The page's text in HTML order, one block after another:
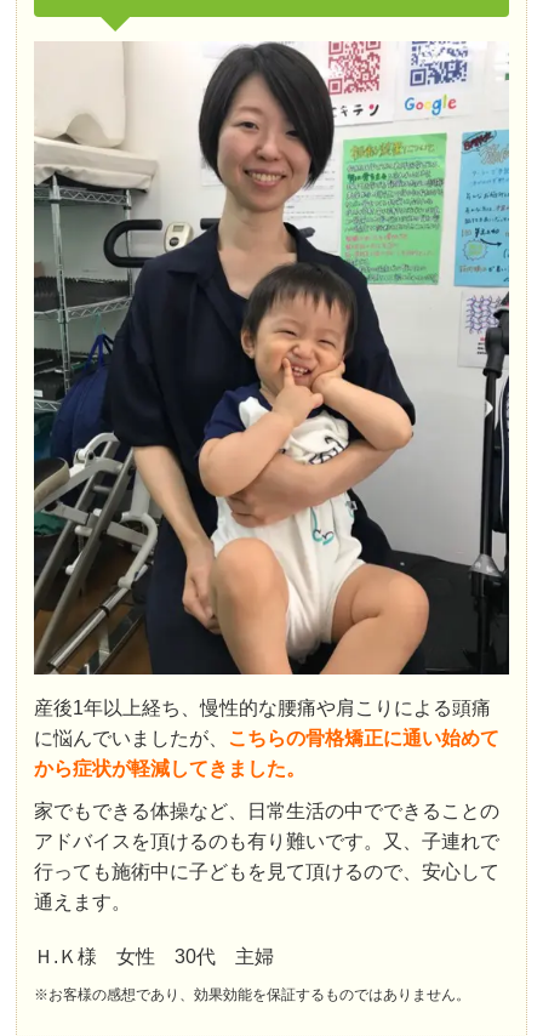
産後1年以上経ち、慢性的な腰痛や肩こりによる頭痛
に悩んでいましたが、 こちらの骨格矯正に通い始めて
から症状が軽減してきました。
家でもできる体操など、日常生活の中でできることの
アドバイスを頂けるのも有り難いです。又、子連れで
行っても施術中に子どもを見て頂けるので、安心して
通えます。
Ｈ.Ｋ様 女性 30代 主婦
※お客様の感想であり、効果効能を保証するものではありません。